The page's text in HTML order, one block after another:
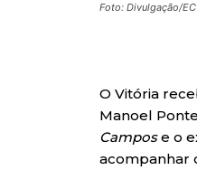
Foto: Divulgação/
O Vitória
Manoel
Campose o
acompanhar